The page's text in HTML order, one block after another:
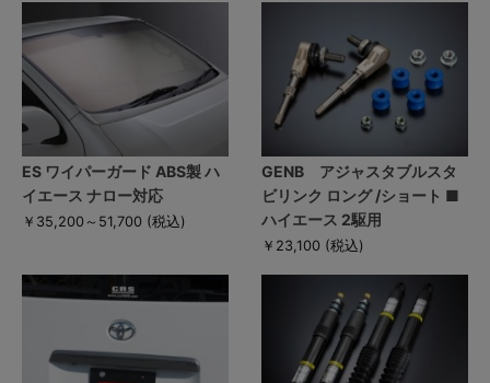
ES ワイパーガード ABS製 ハ
イエース ナロー対応
￥35,200～51,700 (税込)
GENB アジャスタブルスタ
ビリンク ロング /ショート ■
ハイエース 2駆用
￥23,100 (税込)